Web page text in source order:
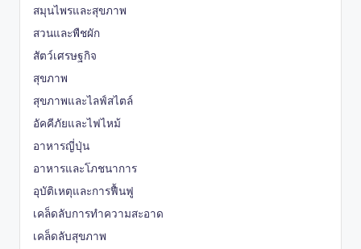
สมุนไพรและสุขภาพ
สวนและพืชผัก
สัตว์เศรษฐกิจ
สุขภาพ
สุขภาพและไลฟ์สไตล์
อัคคีภัยและไฟไหม้
อาหารญี่ปุ่น
อาหารและโภชนาการ
อุบัติเหตุและการฟื้นฟู
เคล็ดลับการทำความสะอาด
เคล็ดลับสุขภาพ